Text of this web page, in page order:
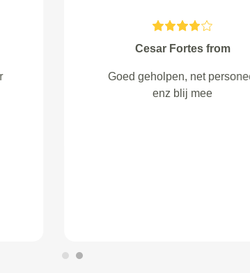
goede service je wordt op de
gehouden ook als er wat